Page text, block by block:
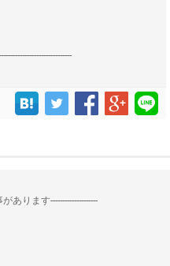
あります--------------------